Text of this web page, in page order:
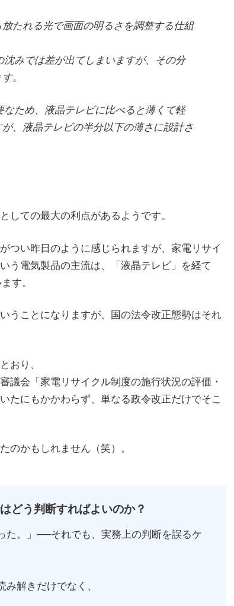
たれる光で画面の明るさを調整する仕組
みでは差が出てしまいますが、その分
。
ため、液晶テレビに比べると薄くて軽
、液晶テレビの半分以下の薄さに設計さ
しての最大の利点があるようです。
つい昨日のように感じられますが、家電リサイ
う電気製品の主流は、「液晶テレビ」を経て
す。
うことになりますが、国の法令改正態勢はそれ
おり、
議会「家電リサイクル制度の施行状況の評価・
たにもかかわらず、単なる政令改正だけでそこ
のかもしれません（笑）。
どう判断すればよいのか？
た。」──それでも、実務上の判断を誤るケ
解きだけでなく、